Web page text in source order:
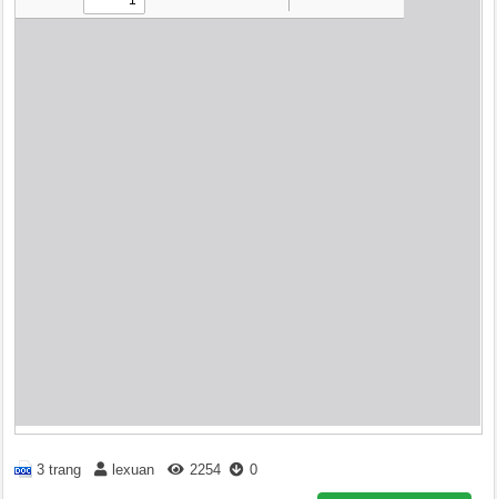
3 trang lexuan 2254 0